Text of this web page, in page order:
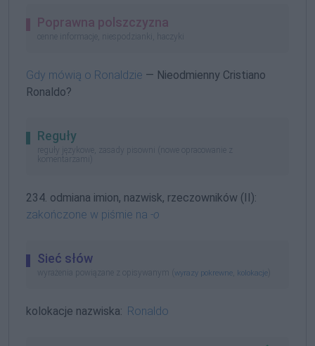
Poprawna polszczyzna
cenne informacje, niespodzianki, haczyki
Gdy mówią o Ronaldzie — Nieodmienny Cristiano
Ronaldo?
Reguły
reguły językowe, zasady pisowni (nowe opracowanie z
komentarzami)
234. odmiana imion, nazwisk, rzeczowników (II):
zakończone w piśmie na -o
Sieć słów
wyrażenia powiązane z opisywanym ( wyrazy pokrewne kolokacje
kolokacje nazwiska: Ronaldo